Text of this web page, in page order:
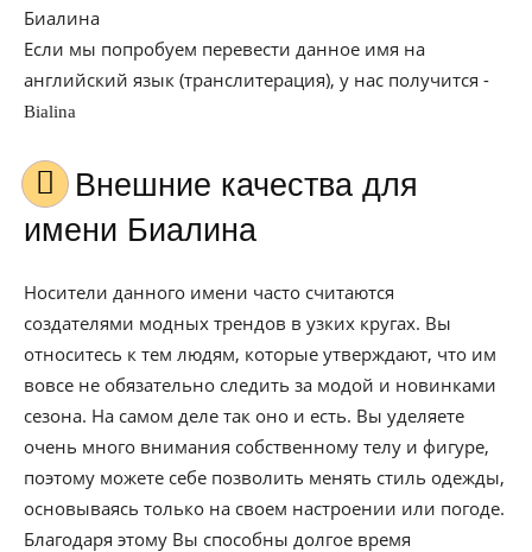
Биалина
Если мы попробуем перевести данное имя на
английский язык (транслитерация), у нас получится -
Bialina
Внешние качества для
имени Биалина
Носители данного имени часто считаются
создателями модных трендов в узких кругах. Вы
относитесь к тем людям, которые утверждают, что им
вовсе не обязательно следить за модой и новинками
сезона. На самом деле так оно и есть. Вы уделяете
очень много внимания собственному телу и фигуре,
поэтому можете себе позволить менять стиль одежды,
основываясь только на своем настроении или погоде.
Благодаря этому Вы способны долгое время